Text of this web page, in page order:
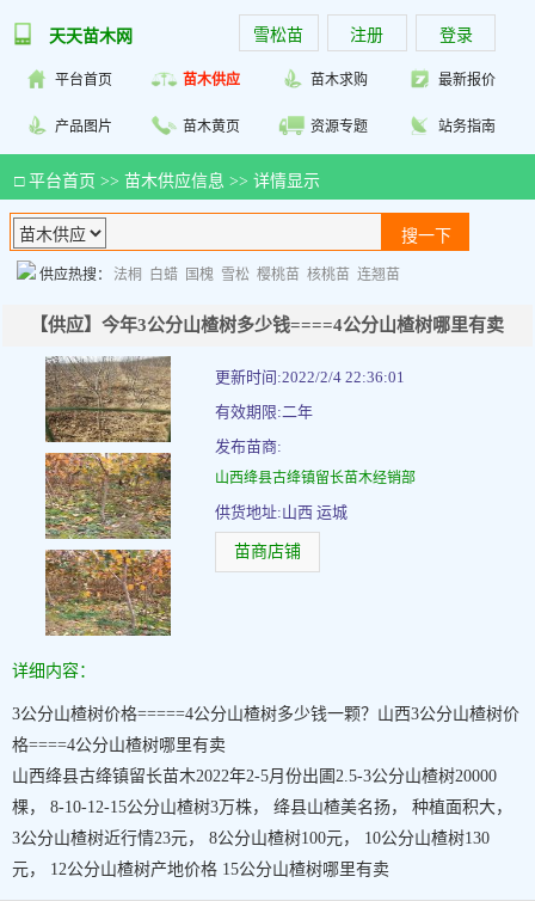
天天苗木网 雪松苗 注册 登录
平台首页 苗木供应 苗木求购 最新报价
产品图片 苗木黄页 资源专题 站务指南
□ 平台首页 >> 苗木供应信息 >> 详情显示
供应热搜： 法桐 白蜡 国槐 雪松 樱桃苗 核桃苗 连翘苗
【供应】今年3公分山楂树多少钱====4公分山楂树哪里有卖
更新时间:2022/2/4 22:36:01
有效期限:二年
发布苗商:
山西绛县古绛镇留长苗木经销部
供货地址:山西 运城
苗商店铺
详细内容：
3公分山楂树价格=====4公分山楂树多少钱一颗？山西3公分山楂树价
格====4公分山楂树哪里有卖
山西绛县古绛镇留长苗木2022年2-5月份出圃2.5-3公分山楂树20000
棵， 8-10-12-15公分山楂树3万株， 绛县山楂美名扬， 种植面积大，
3公分山楂树近行情23元， 8公分山楂树100元， 10公分山楂树130
元， 12公分山楂树产地价格 15公分山楂树哪里有卖